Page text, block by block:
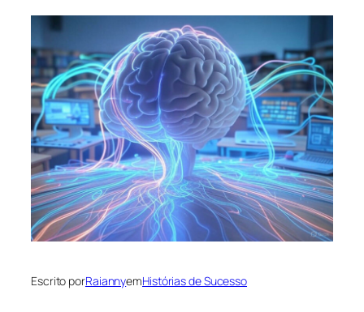
Escrito porRaiannyemHistórias de Sucesso